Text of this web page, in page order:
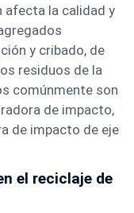
afecta la calidad y
y cribado, de
residuos de la
comúnmente son
de impacto,
de impacto de eje
el reciclaje de